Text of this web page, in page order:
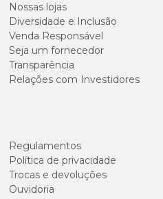
Nossas lojas
Diversidade e Inclusão
Venda Responsável
Seja um fornecedor
Transparência
Relações com Investidores
Regulamentos
Política de privacidade
Trocas e devoluções
Ouvidoria